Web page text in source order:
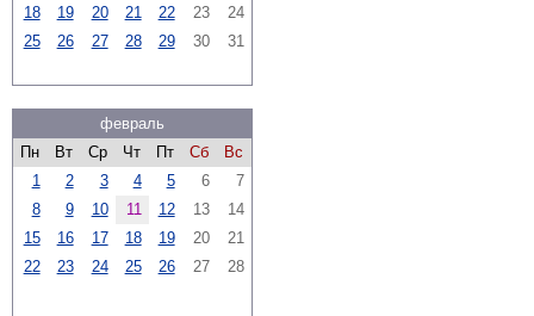
18
19 20 21 22 23
24
25
26 27 28 29 30 31
февраль
Пн
Вт Ср Чт Пт Сб
Вс
1
2 3 4 5 6
7
8
9 10 11 12 13
14
15
16 17 18 19 20
21
22
23 24 25 26 27 28